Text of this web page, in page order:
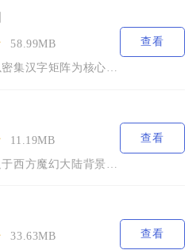
58.99MB
查看
11.19MB
查看
33.63MB
查看